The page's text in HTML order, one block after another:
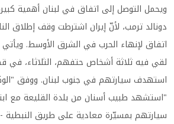
ويحمل التوصل إلى اتفاق في لبنان أهمية
دونالد ترمب، لأنّ إيران اشترطت وقف إطلاق
اتفاق لإنهاء الحرب في الشرق الأوسط.
لقي فيه ثلاثة أشخاص حتفهم، الثلاثاء، في
استهدف سيارتهم في جنوب لبنان. ووفق
"استشهد طبيب أسنان من بلدة القليعة مع
سيارتهم بمسيّرة معادية على طريق النبطية -